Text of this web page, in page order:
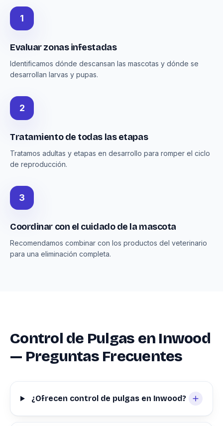
1
Evaluar zonas infestadas
Identificamos dónde descansan las mascotas y dónde se
desarrollan larvas y pupas.
2
Tratamiento de todas las etapas
Tratamos adultas y etapas en desarrollo para romper el ciclo
de reproducción.
3
Coordinar con el cuidado de la mascota
Recomendamos combinar con los productos del veterinario
para una eliminación completa.
Control de Pulgas en Inwood
— Preguntas Frecuentes
¿Ofrecen control de pulgas en Inwood?